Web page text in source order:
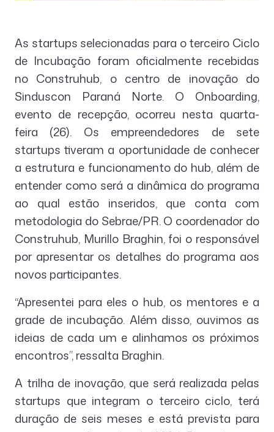
As startups selecionadas para o terceiro Ciclo
de Incubação foram oficialmente recebidas
no Construhub, o centro de inovação do
Sinduscon Paraná Norte. O Onboarding,
evento de recepção, ocorreu nesta quarta-
feira (26). Os empreendedores de sete
startups tiveram a oportunidade de conhecer
a estrutura e funcionamento do hub, além de
entender como será a dinâmica do programa
ao qual estão inseridos, que conta com
metodologia do Sebrae/PR. O coordenador do
Construhub, Murillo Braghin, foi o responsável
por apresentar os detalhes do programa aos
novos participantes.
“Apresentei para eles o hub, os mentores e a
grade de incubação. Além disso, ouvimos as
ideias de cada um e alinhamos os próximos
encontros”, ressalta Braghin.
A trilha de inovação, que será realizada pelas
startups que integram o terceiro ciclo, terá
duração de seis meses e está prevista para